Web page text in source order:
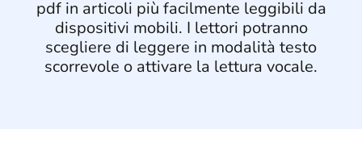
pdf in articoli più facilmente leggibili da
dispositivi mobili. I lettori potranno
scegliere di leggere in modalità testo
scorrevole o attivare la lettura vocale.